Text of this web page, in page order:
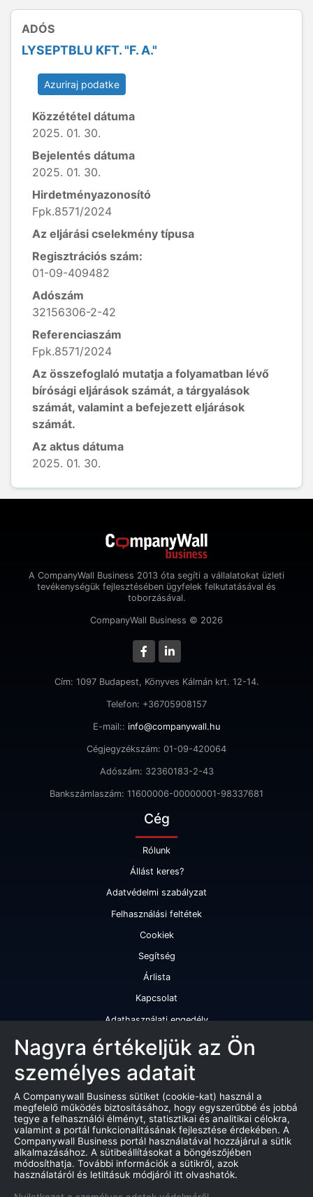
ADÓS
LYSEPTBLU KFT. "F. A."
Azuriraj podatke
Közzététel dátuma
2025. 01. 30.
Bejelentés dátuma
2025. 01. 30.
Hirdetményazonosító
Fpk.8571/2024
Az eljárási cselekmény típusa
Regisztrációs szám:
01-09-409482
Adószám
32156306-2-42
Referenciaszám
Fpk.8571/2024
Az összefoglaló mutatja a folyamatban lévő
bírósági eljárások számát, a tárgyalások
számát, valamint a befejezett eljárások
számát.
Az aktus dátuma
2025. 01. 30.
A CompanyWall Business 2013 óta segíti a vállalatokat üzleti
tevékenységük fejlesztésében ügyfelek felkutatásával és
toborzásával.
CompanyWall Business © 2026
Cím: 1097 Budapest, Könyves Kálmán krt. 12-14.
Telefon: +36705908157
E-mail:: info@companywall.hu
Cégjegyzékszám: 01-09-420064
Adószám: 32360183-2-43
Bankszámlaszám: 11600006-00000001-98337681
Cég
Rólunk
Állást keres?
Adatvédelmi szabályzat
Felhasználási feltétek
Cookiek
Segítség
Árlista
Kapcsolat
Adathasználati engedély
Szolgáltatásaink
Cégminősítés
Cégminősítési riport
Kiváló cégminősítési tanúsítvány
Termékek
Companywall Business - Adattovábbítási szerződés
Nagyra értékeljük az Ön
személyes adatait
A Companywall Business sütiket (cookie-kat) használ a
megfelelő működés biztosításához, hogy egyszerűbbé és jobbá
tegye a felhasználói élményt, statisztikai és analitikai célokra,
valamint a portál funkcionalitásának fejlesztése érdekében. A
Companywall Business portál használatával hozzájárul a sütik
alkalmazásához. A sütibeállításokat a böngészőjében
módosíthatja. További információk a sütikről, azok
használatáról és letiltásuk módjáról itt olvashatók.